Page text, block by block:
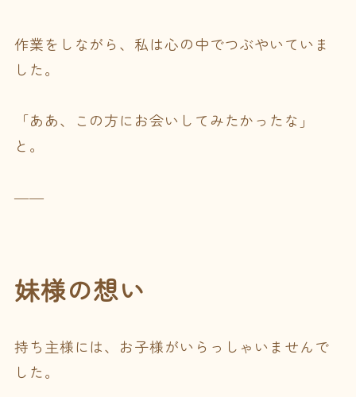
作業をしながら、私は心の中でつぶやいていま
した。
「ああ、この方にお会いしてみたかったな」
と。
――
妹様の想い
持ち主様には、お子様がいらっしゃいませんで
した。